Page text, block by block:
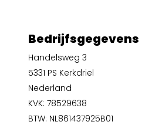
Bedrijfsgegevens
Handelsweg 3
5331 PS Kerkdriel
Nederland
KVK: 78529638
BTW: NL861437925B01